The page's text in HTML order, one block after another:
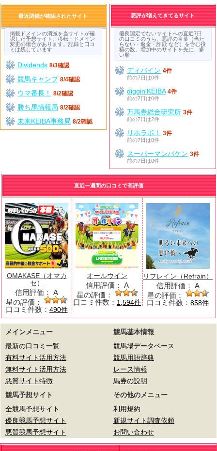
悪評が増えてきてるサイト
優良認定でないサイトへの直近7日
の口コミのうち、悪評の言葉（当た
らない・返金・詐欺 など）を含む投
稿の数。増加中のサイトを先に、多
い順
ディバイン 4件
前の7日は0件
diggin'KEIBA 4件
前の7日は0件
万馬券総合研究所 3件
前の7日は2件
リホラボ！
3件
前の7日は0件
スーパーマンバケン 3件
前の7日は0件
最近閉鎖が確認されたサイト
掲載ドメインの消滅を当サイトが確
認した予想サイト。移転・ドメイン
変更の場合があります。記録と口コ
ミは残しています
Dividends 8/3確認
競馬キャンプ 8/4確認
ウマ番長！ 8/2確認
勝ち馬情報局 8/2確認
未来KEIBA事務局 8/2確認
直近一週間の口コミで高評価
OMAKASE（オマカ
セ）
信用評価： A
星の評価：
口コミ件数： 490件
オールウイン
信用評価： A
星の評価：
口コミ件数： 1,594件
リフレイン（Refrain）
信用評価： A
星の評価：
口コミ件数：858件
メインメニュー
最新の口コミ一覧
有料サイト活用方法
無料サイト活用方法
悪質サイト特徴
競馬基本情報
競馬場データベース
競馬用語辞典
レース情報
馬券の説明
競馬予想サイト
全競馬予想サイト
優良競馬予想サイト
悪質競馬予想サイト
その他のメニュー
利用規約
新規サイト調査依頼
お問い合わせ